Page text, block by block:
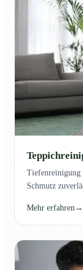
Tiefenreinigung
Schmutz
Mehr erfahren →